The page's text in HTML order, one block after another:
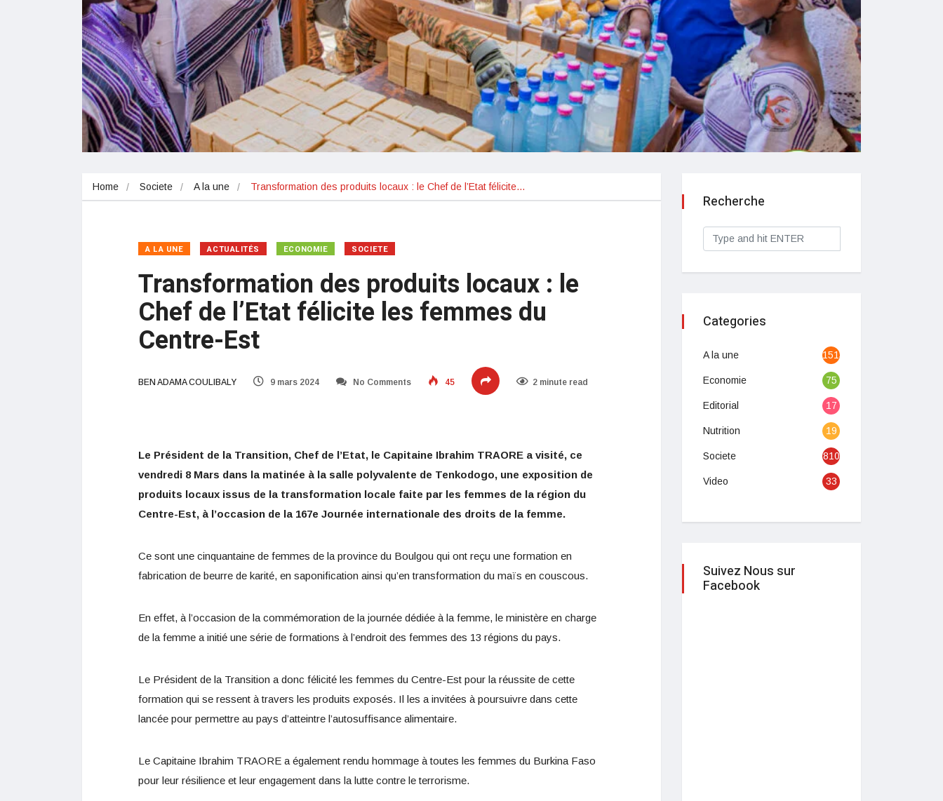
Home Societe A la une Transformation des produits locaux : le Chef de l’Etat félicite…
A LA UNE ACTUALITÉS ECONOMIE SOCIETE
Transformation des produits locaux : le
Chef de l’Etat félicite les femmes du
Centre-Est
BEN ADAMA COULIBALY 9 mars 2024 No Comments 45 2 minute read
Le Président de la Transition, Chef de l’Etat, le Capitaine Ibrahim TRAORE a visité, ce
vendredi 8 Mars dans la matinée à la salle polyvalente de Tenkodogo, une exposition de
produits locaux issus de la transformation locale faite par les femmes de la région du
Centre-Est, à l’occasion de la 167e Journée internationale des droits de la femme.
Ce sont une cinquantaine de femmes de la province du Boulgou qui ont reçu une formation en
fabrication de beurre de karité, en saponification ainsi qu’en transformation du maïs en couscous.
En effet, à l’occasion de la commémoration de la journée dédiée à la femme, le ministère en charge
de la femme a initié une série de formations à l’endroit des femmes des 13 régions du pays.
Le Président de la Transition a donc félicité les femmes du Centre-Est pour la réussite de cette
formation qui se ressent à travers les produits exposés. Il les a invitées à poursuivre dans cette
lancée pour permettre au pays d’atteintre l’autosuffisance alimentaire.
Le Capitaine Ibrahim TRAORE a également rendu hommage à toutes les femmes du Burkina Faso
pour leur résilience et leur engagement dans la lutte contre le terrorisme.
Recherche
Categories
A la une 1513
Economie 75
Editorial 17
Nutrition 19
Societe 810
Video 33
Suivez Nous sur
Facebook